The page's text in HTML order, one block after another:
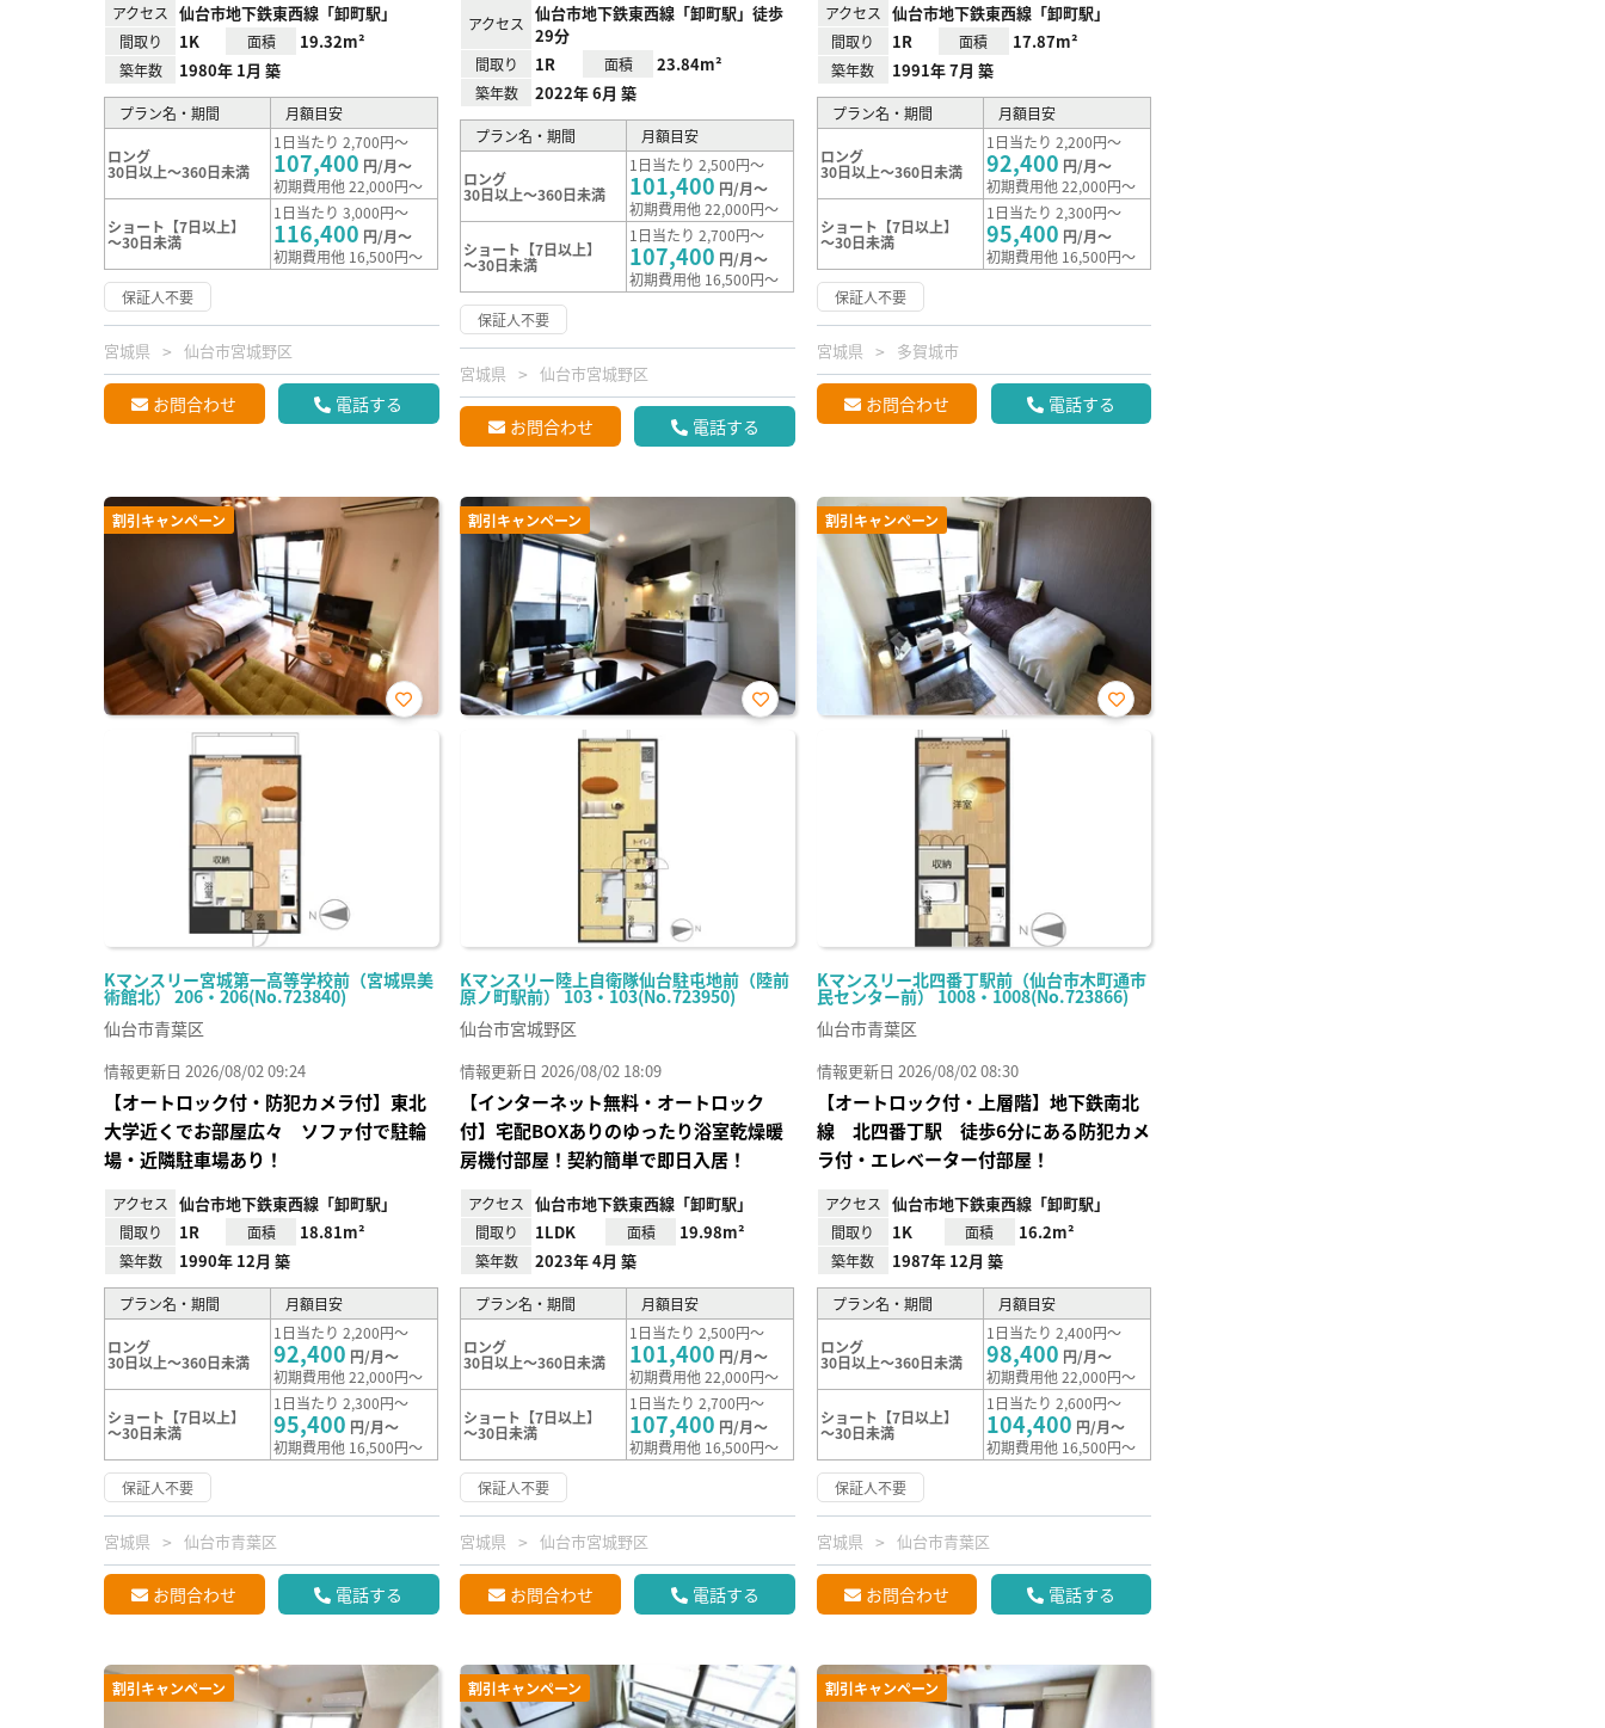
アクセス 仙台市地下鉄東西線「卸町駅」
間取り 1K 面積 19.32m²
築年数 1980年 1月 築
プラン名・期間 月額目安
ロング
30日以上～360日未満
1日当たり 2,700円～
107,400 円/月～
初期費用他 22,000円～
ショート【7日以上】
～30日未満
1日当たり 3,000円～
116,400 円/月～
初期費用他 16,500円～
保証人不要
宮城県 仙台市宮城野区
お問合わせ 電話する
アクセス
仙台市地下鉄東西線「卸町駅」徒歩
29分
間取り 1R 面積 23.84m²
築年数 2022年 6月 築
プラン名・期間 月額目安
ロング
30日以上～360日未満
1日当たり 2,500円～
101,400 円/月～
初期費用他 22,000円～
ショート【7日以上】
～30日未満
1日当たり 2,700円～
107,400 円/月～
初期費用他 16,500円～
保証人不要
宮城県 仙台市宮城野区
お問合わせ 電話する
アクセス 仙台市地下鉄東西線「卸町駅」
間取り 1R 面積 17.87m²
築年数 1991年 7月 築
プラン名・期間 月額目安
ロング
30日以上～360日未満
1日当たり 2,200円～
92,400 円/月～
初期費用他 22,000円～
ショート【7日以上】
～30日未満
1日当たり 2,300円～
95,400 円/月～
初期費用他 16,500円～
保証人不要
宮城県 多賀城市
お問合わせ 電話する
割引キャンペーン
Kマンスリー宮城第一高等学校前（宮城県美
術館北） 206・206(No.723840)
お気
仙台市青葉区
情報更新日 2026/08/02 09:24
【オートロック付・防犯カメラ付】東北
大学近くでお部屋広々 ソファ付で駐輪
場・近隣駐車場あり！
アクセス 仙台市地下鉄東西線「卸町駅」
間取り 1R 面積 18.81m²
築年数 1990年 12月 築
プラン名・期間 月額目安
ロング
30日以上～360日未満
1日当たり 2,200円～
92,400 円/月～
初期費用他 22,000円～
ショート【7日以上】
～30日未満
1日当たり 2,300円～
95,400 円/月～
初期費用他 16,500円～
保証人不要
宮城県 仙台市青葉区
お問合わせ 電話する
割引キャンペーン
Kマンスリー陸上自衛隊仙台駐屯地前（陸前
原ノ町駅前） 103・103(No.723950)
お気
仙台市宮城野区
情報更新日 2026/08/02 18:09
【インターネット無料・オートロック
付】宅配BOXありのゆったり浴室乾燥暖
房機付部屋！契約簡単で即日入居！
アクセス 仙台市地下鉄東西線「卸町駅」
間取り 1LDK 面積 19.98m²
築年数 2023年 4月 築
プラン名・期間 月額目安
ロング
30日以上～360日未満
1日当たり 2,500円～
101,400 円/月～
初期費用他 22,000円～
ショート【7日以上】
～30日未満
1日当たり 2,700円～
107,400 円/月～
初期費用他 16,500円～
保証人不要
宮城県 仙台市宮城野区
お問合わせ 電話する
割引キャンペーン
Kマンスリー北四番丁駅前（仙台市木町通市
民センター前） 1008・1008(No.723866)
お気
仙台市青葉区
情報更新日 2026/08/02 08:30
【オートロック付・上層階】地下鉄南北
線 北四番丁駅 徒歩6分にある防犯カメ
ラ付・エレベーター付部屋！
アクセス 仙台市地下鉄東西線「卸町駅」
間取り 1K 面積 16.2m²
築年数 1987年 12月 築
プラン名・期間 月額目安
ロング
30日以上～360日未満
1日当たり 2,400円～
98,400 円/月～
初期費用他 22,000円～
ショート【7日以上】
～30日未満
1日当たり 2,600円～
104,400 円/月～
初期費用他 16,500円～
保証人不要
宮城県 仙台市青葉区
お問合わせ 電話する
割引キャンペーン 割引キャンペーン 割引キャンペーン